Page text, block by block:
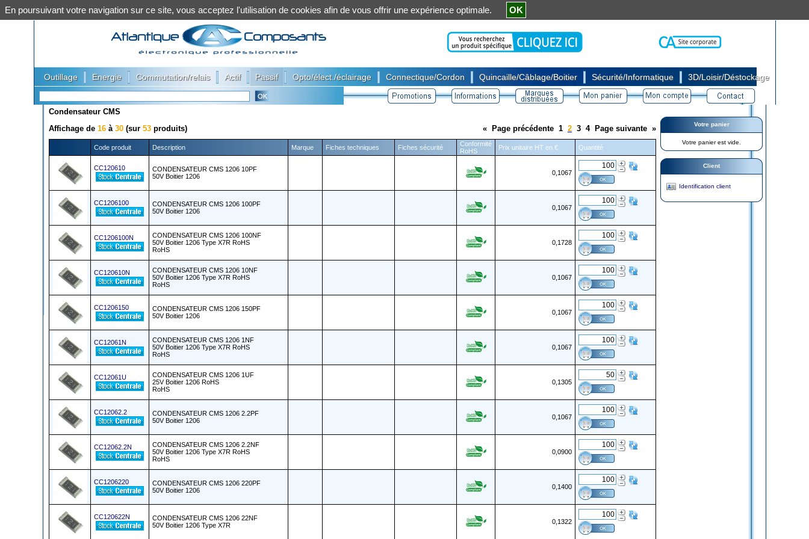
Outillage Energie Commutation/relais Actif Passif Opto/élect./éclairage Connectique/Cordon Quincaille/Câblage/Boitier Sécurité/Informatique 3D/Loisir/Déstockage
Condensateur CMS
Affichage de 16 à 30 (sur 53 produits) « Page précédente 1 2 3 4 Page suivante »
Code produit Description Marque Fiches techniques Fiches sécurité
Conformité
RoHS
Prix unitaire HT en € Quantité
CC120610
CONDENSATEUR CMS 1206 10PF
50V Boitier 1206
0,1067
CC1206100
CONDENSATEUR CMS 1206 100PF
50V Boitier 1206
0,1067
CC1206100N
CONDENSATEUR CMS 1206 100NF
50V Boitier 1206 Type X7R RoHS
RoHS
0,1728
CC120610N
CONDENSATEUR CMS 1206 10NF
50V Boitier 1206 Type X7R RoHS
RoHS
0,1067
CC1206150
CONDENSATEUR CMS 1206 150PF
50V Boitier 1206
0,1067
CC12061N
CONDENSATEUR CMS 1206 1NF
50V Boitier 1206 Type X7R RoHS
RoHS
0,1067
CC12061U
CONDENSATEUR CMS 1206 1UF
25V Boitier 1206 RoHS
RoHS
0,1305
CC12062.2
CONDENSATEUR CMS 1206 2.2PF
50V Boitier 1206
0,1067
CC12062.2N
CONDENSATEUR CMS 1206 2.2NF
50V Boitier 1206 Type X7R RoHS
RoHS
0,0900
CC1206220
CONDENSATEUR CMS 1206 220PF
50V Boitier 1206
0,1400
CC120622N
CONDENSATEUR CMS 1206 22NF
50V Boitier 1206 Type X7R
0,1322
Votre panier
Votre panier est vide.
Client
Identification client
En poursuivant votre navigation sur ce site, vous acceptez l'utilisation de cookies afin de vous offrir une expérience optimale. OK